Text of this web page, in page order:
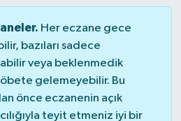
Her eczane gece
bazıları sadece
veya beklenmedik
gelemeyebilir. Bu
önce eczanenin açık
teyit etmeniz iyi bir